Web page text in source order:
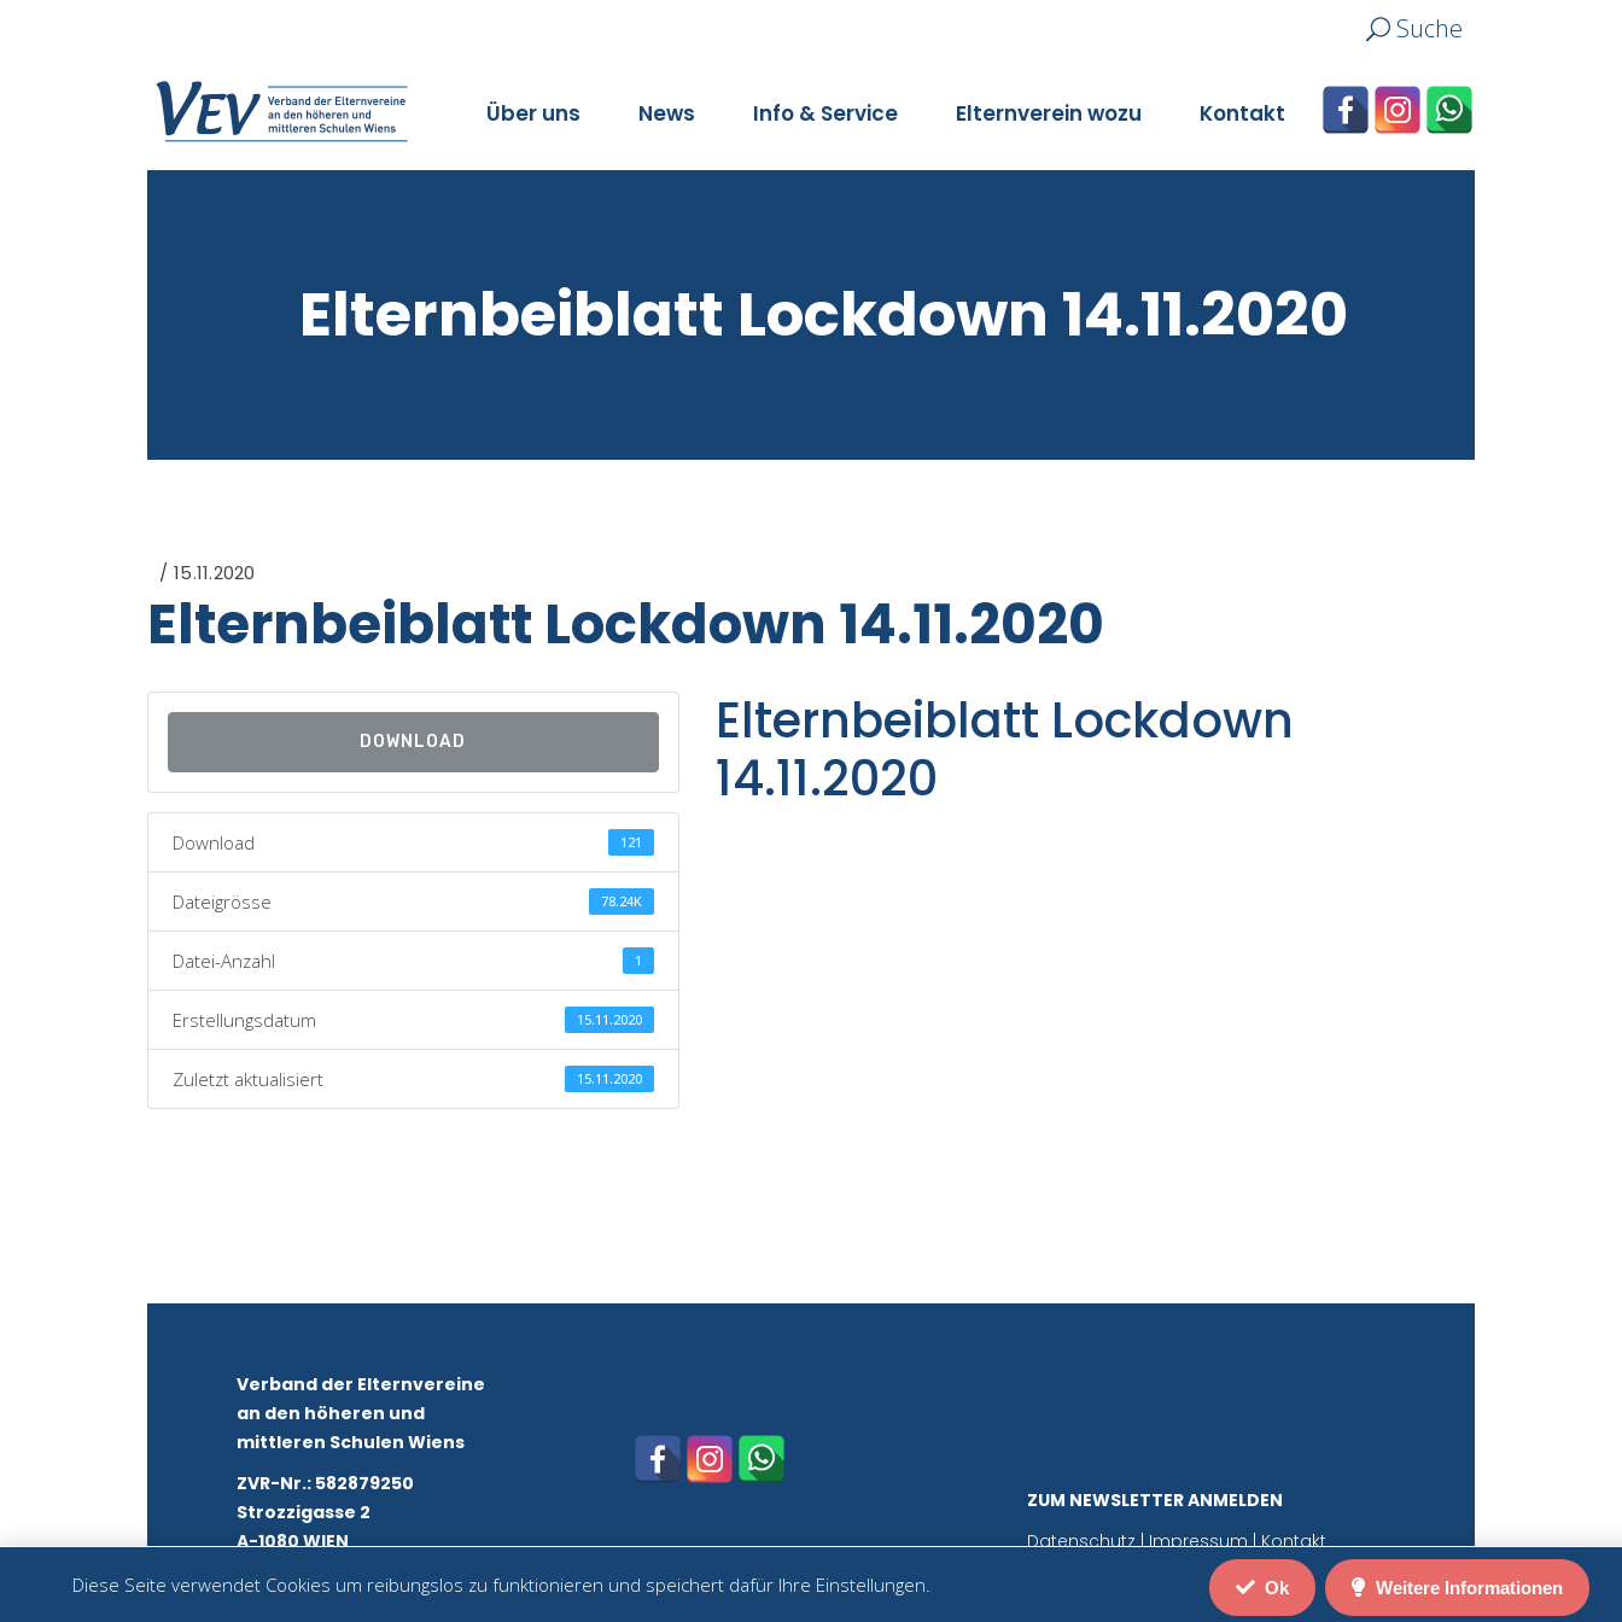
Suche
Über uns News Info & Service Elternverein wozu Kontakt
Elternbeiblatt Lockdown 14.11.2020
15.11.2020
Elternbeiblatt Lockdown 14.11.2020
DOWNLOAD
Download 121
Dateigrösse 78.24K
Datei-Anzahl 1
Erstellungsdatum 15.11.2020
Zuletzt aktualisiert 15.11.2020
Elternbeiblatt Lockdown
14.11.2020
Verband der Elternvereine
an den höheren und
mittleren Schulen Wiens
ZVR-Nr.: 582879250
Strozzigasse 2
A-1080 WIEN
ZUM NEWSLETTER ANMELDEN
Datenschutz|Impressum|Kontakt
Diese Seite verwendet Cookies um reibungslos zu funktionieren und speichert dafür Ihre Einstellungen.
Ok Weitere Informationen